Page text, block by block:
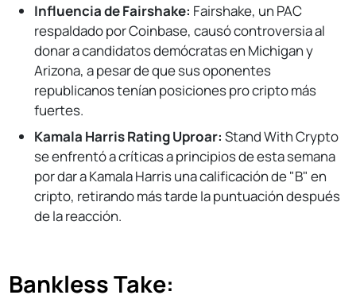
Influencia de Fairshake: Fairshake, un PAC
respaldado por Coinbase, causó controversia al
donar a candidatos demócratas en Michigan y
Arizona, a pesar de que sus oponentes
republicanos tenían posiciones pro cripto más
fuertes.
Kamala Harris Rating Uproar: Stand With Crypto
se enfrentó a críticas a principios de esta semana
por dar a Kamala Harris una calificación de "B" en
cripto, retirando más tarde la puntuación después
de la reacción.
Bankless Take: